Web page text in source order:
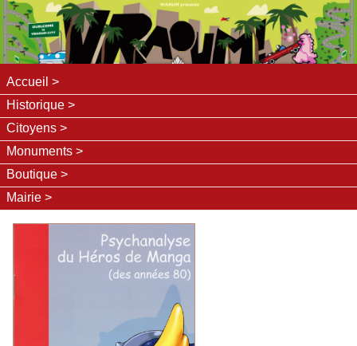
Accueil
Historique
Citoyens
Monuments
Boutique
Mairie